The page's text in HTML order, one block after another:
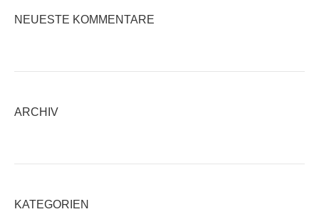
NEUESTE KOMMENTARE
ARCHIV
KATEGORIEN